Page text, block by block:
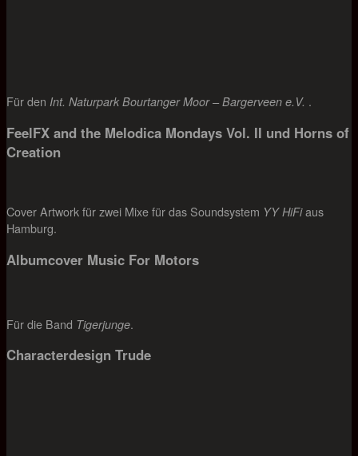
Für den Int. Naturpark Bourtanger Moor – Bargerveen e.V. .
FeelFX and the Melodica Mondays Vol. II und Horns of
Creation
Cover Artwork für zwei Mixe für das Soundsystem YY HiFiaus
Hamburg.
Albumcover Music For Motors
Für die Band Tigerjunge.
Characterdesign Trude